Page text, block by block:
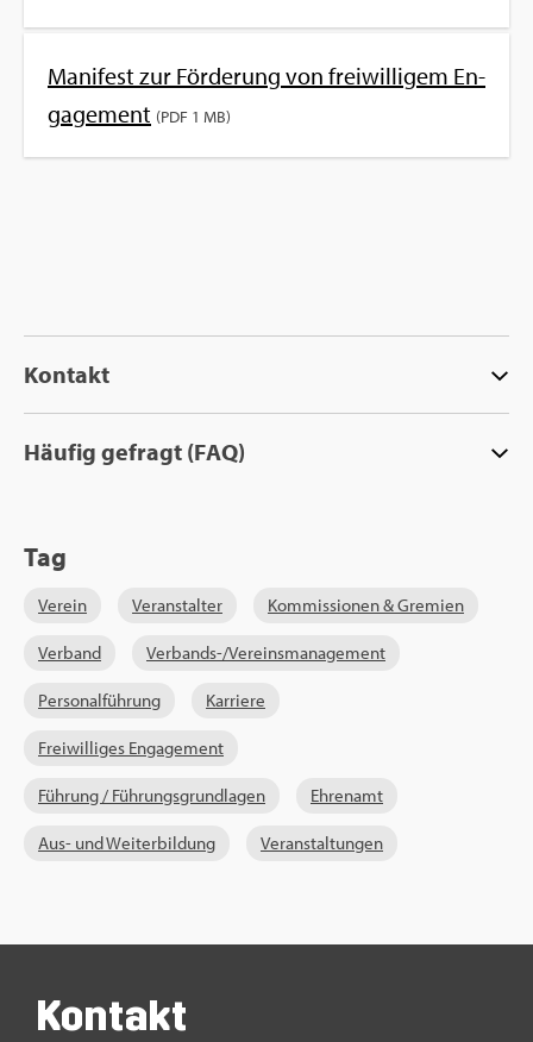
Kon­takt
Häu­fig ge­fragt (FAQ)
Tag
Ver­ein Ver­an­stal­ter Kom­mis­sio­nen & Gre­mi­en
Ver­band Ver­bands-/Ver­eins­ma­nage­ment
Per­so­nal­füh­rung Kar­rie­re
Frei­wil­li­ges En­ga­ge­ment
Füh­rung / Füh­rungs­grund­la­gen Eh­ren­amt
Aus- und Wei­ter­bil­dung Ver­an­stal­tun­gen
Ma­ni­fest zur För­de­rung von frei­wil­li­gem En­
ga­ge­ment (PDF 1 MB)
Kon­takt